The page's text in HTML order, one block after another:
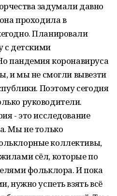
задумали давно
проходила в
Планировали
с детскими
пандемия коронавируса
и мы не смогли вывезти
Поэтому сегодня
руководители.
- это исследование
Мы не только
коллективы,
сёл, которые по
фольклора. И пока
нужно успеть взять всё